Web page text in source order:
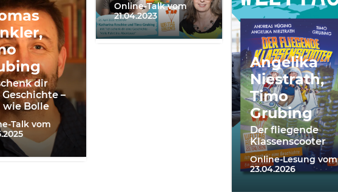
dir
–
wie Bolle
Talk vom
Online-Talk vom
21.04.2023
Angelika
Niestrath,
Timo
Grubing
Der fliegende
Klassenscooter
Online-Lesung vom
23.04.2026